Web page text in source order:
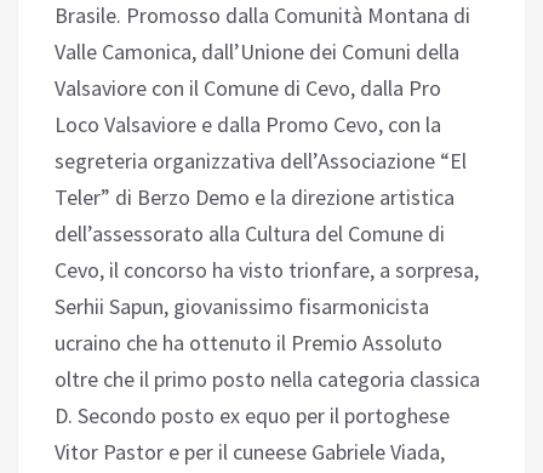
Brasile. Promosso dalla Comunità Montana di
Valle Camonica, dall’Unione dei Comuni della
Valsaviore con il Comune di Cevo, dalla Pro
Loco Valsaviore e dalla Promo Cevo, con la
segreteria organizzativa dell’Associazione “El
Teler” di Berzo Demo e la direzione artistica
dell’assessorato alla Cultura del Comune di
Cevo, il concorso ha visto trionfare, a sorpresa,
Serhii Sapun, giovanissimo fisarmonicista
ucraino che ha ottenuto il Premio Assoluto
oltre che il primo posto nella categoria classica
D. Secondo posto ex equo per il portoghese
Vitor Pastor e per il cuneese Gabriele Viada,